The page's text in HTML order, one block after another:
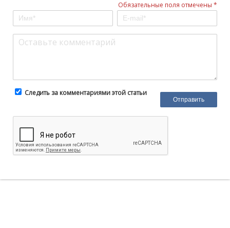
Обязательные поля отмечены *
Следить за комментариями этой статьи